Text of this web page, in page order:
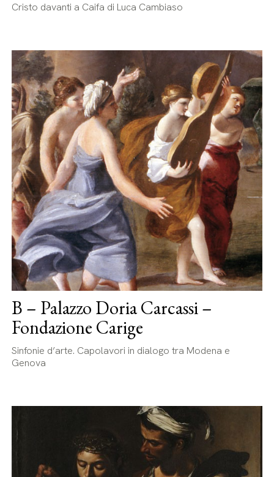
Cristo davanti a Caifa di Luca Cambiaso
B – Palazzo Doria Carcassi –
Fondazione Carige
Sinfonie d’arte. Capolavori in dialogo tra Modena e
Genova